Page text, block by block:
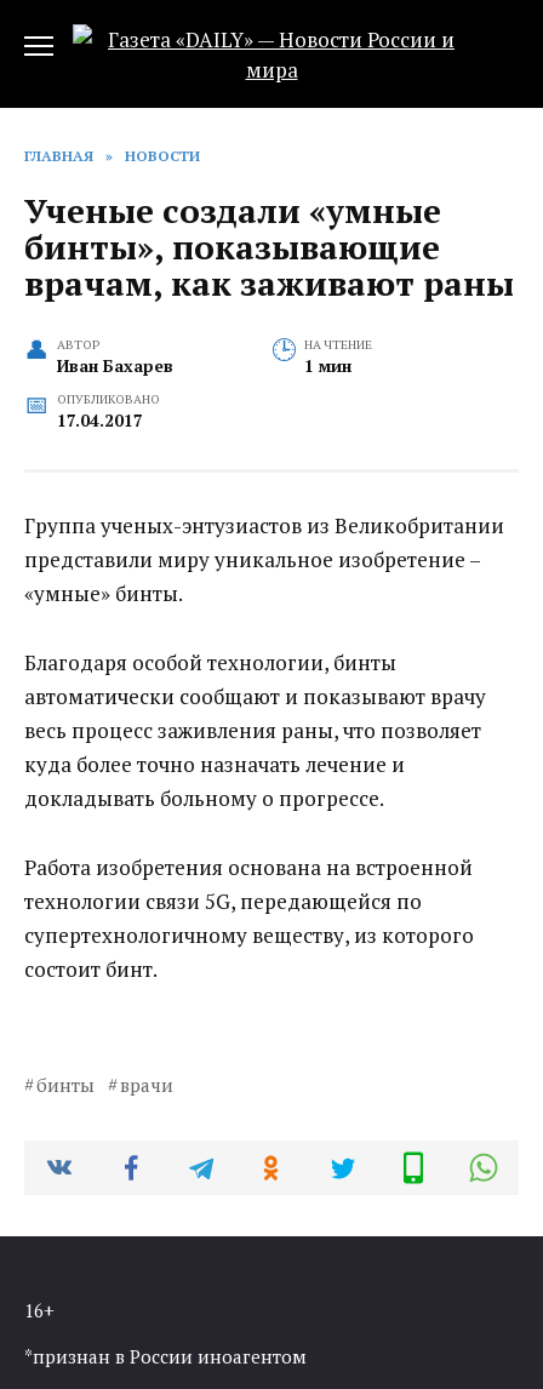
ГЛАВНАЯ » НОВОСТИ
Ученые создали «умные
бинты», показывающие
врачам, как заживают раны
АВТОР
Иван Бахарев
НА ЧТЕНИЕ
1 мин
ОПУБЛИКОВАНО
17.04.2017
Группа ученых-энтузиастов из Великобритании
представили миру уникальное изобретение –
«умные» бинты.
Благодаря особой технологии, бинты
автоматически сообщают и показывают врачу
весь процесс заживления раны, что позволяет
куда более точно назначать лечение и
докладывать больному о прогрессе.
Работа изобретения основана на встроенной
технологии связи 5G, передающейся по
супертехнологичному веществу, из которого
состоит бинт.
бинты врачи
16+
*признан в России иноагентом